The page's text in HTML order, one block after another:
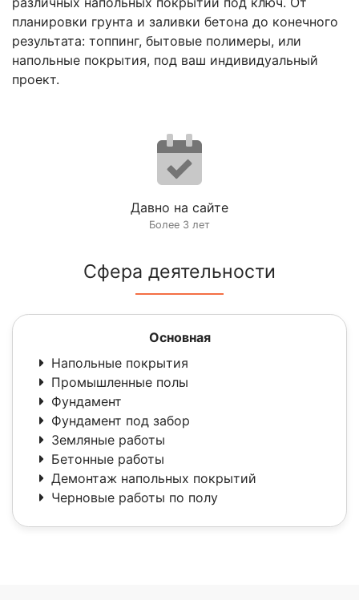
планировки грунта и заливки бетона до конечного
результата: топпинг, бытовые полимеры, или
напольные покрытия, под ваш индивидуальный
проект.
Давно на сайте
Более 3 лет
Сфера деятельности
Основная
Напольные покрытия
Промышленные полы
Фундамент
Фундамент под забор
Земляные работы
Бетонные работы
Демонтаж напольных покрытий
Черновые работы по полу